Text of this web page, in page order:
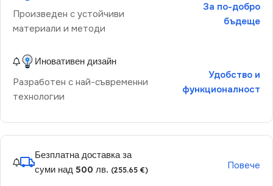
Произведен с устойчиви
материали и методи
За по-добро
бъдеще
Иновативен дизайн
Разработен с най-съвременни
технологии
Удобство и
функционалност
Безплатна доставка за
суми над 500 лв. (255.65 €) Повече